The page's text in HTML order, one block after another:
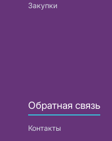
Закупки
Обратная связь
Контакты